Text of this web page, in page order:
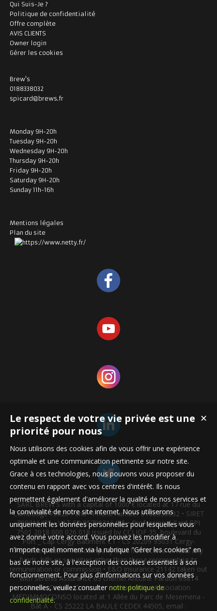
Qui Suis-Je ?
Politique de confidentialité
Offre complète
AVIS CLIENTS
Owner login
Gérer les cookies
Brew's
0188338032
spicard@brews.fr
Monday 9H-20h
Tuesday 9H-20h
Wednesday 9H-20h
Thursday 9H-20h
Friday 9H-20h
Saturday 9H-20h
Sunday 11h-16h
Mentions légales
Plan du site
SARL BREW'S with a capital of 1000 € located at 17 rue du
Cambodge 75020 Paris • Phone number 0188338032 • SIRET
799316435 • VAT FR 95799316435 • Professional Card CPI
7501 2018 000 026 018 issued by CCI IDF 35, boulevard du
Port _ Cap Cergy Bâtiment C1 - CS 20209 95031 Cergy-
Pontoise Cedex • The company shall not receive or hold any
funds, bills or securities other than those representing its
remuneration or commission • E&O insurance 21142 taken out
with Serenis Assurance 63 chemin Antoine Pardon 69814
Tassin Cedex • Consumer ombudsman : Association
MEDIMMOCONSO located at 1 Allée du Parc de Mesemena -
Bât A - CS 25222 LA BAULE CEDEX 44505, email :
✕
Le respect de votre vie privée est une
priorité pour nous
Nous utilisons des cookies afin de vous offrir une expérience
optimale et une communication pertinente sur notre site.
Grace à ces technologies, nous pouvons vous proposer du
contenu en rapport avec vos centres d'intérêt. Ils nous
permettent également d'améliorer la qualité de nos services et
la convivialité de notre site internet. Nous utiliserons
uniquement les données personnelles pour lesquelles vous
avez donné votre accord. Vous pouvez les modifier à
n'importe quel moment via la rubrique "Gérer les cookies" en
bas de notre site, à l'exception des cookies essentiels à son
fonctionnement. Pour plus d'informations sur vos données
personnelles, veuillez consulternotre politique de
confidentialité.